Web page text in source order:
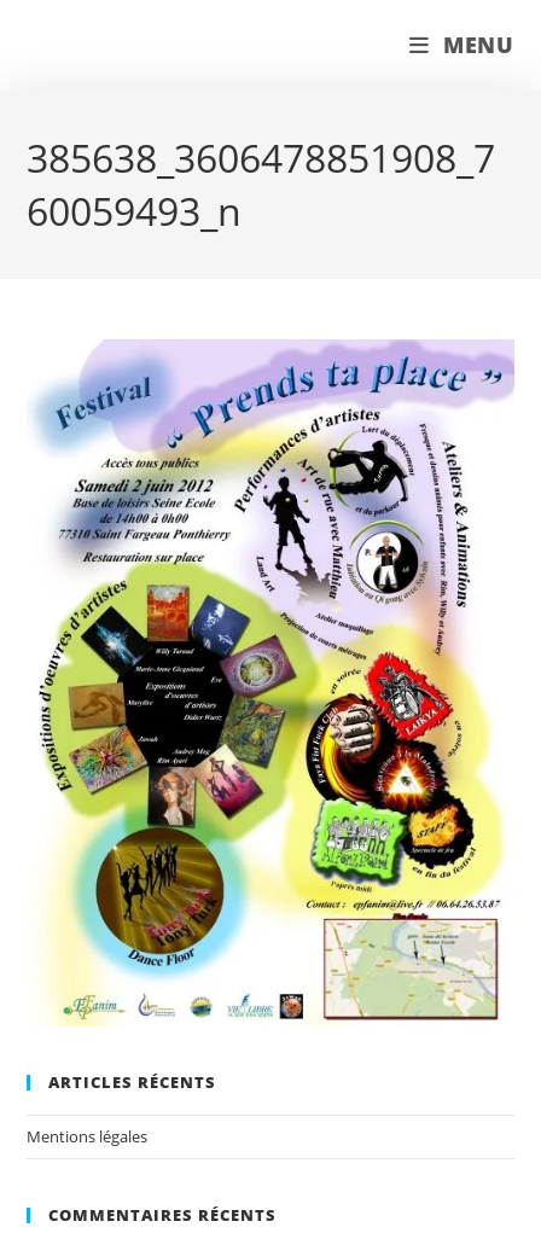
MENU
385638_3606478851908_7
60059493_n
ARTICLES RÉCENTS
Mentions légales
COMMENTAIRES RÉCENTS